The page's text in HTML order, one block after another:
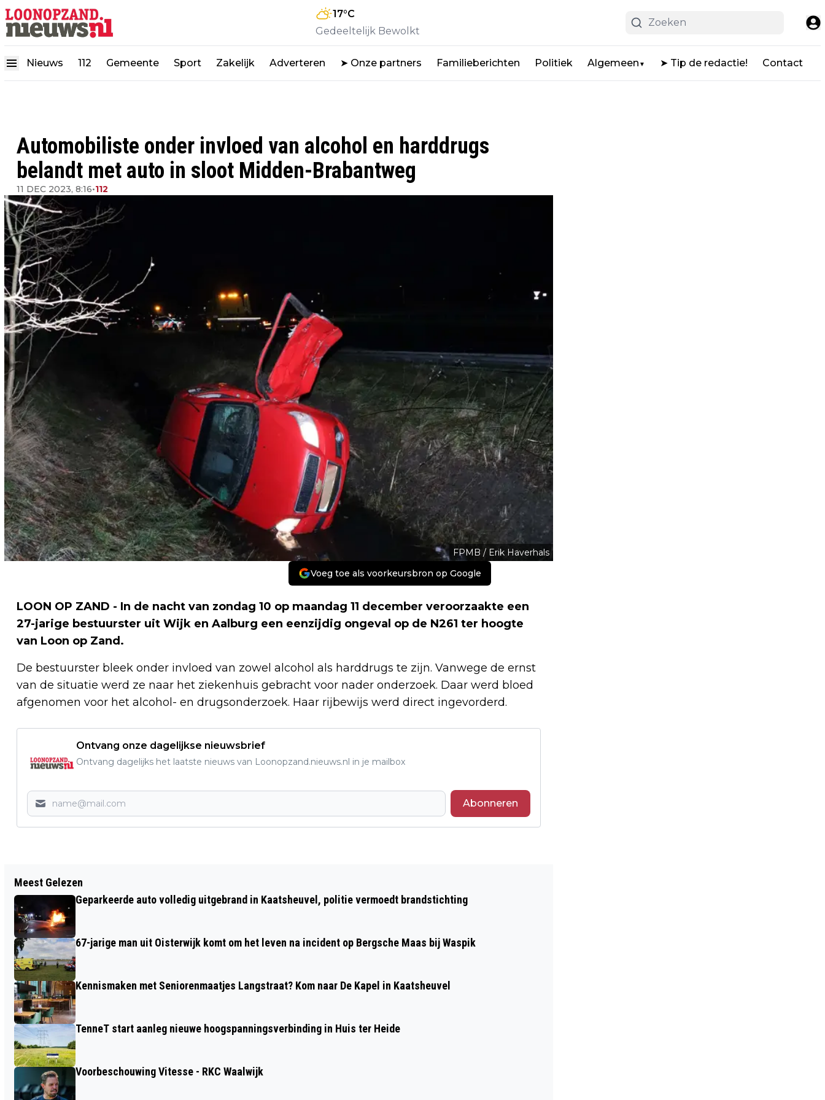
17°C
Gedeeltelijk Bewolkt
Nieuws 112 Gemeente Sport Zakelijk Adverteren ➤ Onze partners Familieberichten Politiek Algemeen ▼ ➤ Tip de redactie! Contact
Automobiliste onder invloed van alcohol en harddrugs
belandt met auto in sloot Midden-Brabantweg
11 DEC 2023, 8:16•112
FPMB / Erik Haverhals
Voeg toe als voorkeursbron op Google
LOON OP ZAND - In de nacht van zondag 10 op maandag 11 december veroorzaakte een
27-jarige bestuurster uit Wijk en Aalburg een eenzijdig ongeval op de N261 ter hoogte
van Loon op Zand.
De bestuurster bleek onder invloed van zowel alcohol als harddrugs te zijn. Vanwege de ernst
van de situatie werd ze naar het ziekenhuis gebracht voor nader onderzoek. Daar werd bloed
afgenomen voor het alcohol- en drugsonderzoek. Haar rijbewijs werd direct ingevorderd.
Ontvang onze dagelijkse nieuwsbrief
Ontvang dagelijks het laatste nieuws van Loonopzand.nieuws.nl in je mailbox
Abonneren
SKØFT EN BELINDO IN CROSSROADS
VAN 14 OP 15 DECEMBER
Meest Gelezen
Geparkeerde auto volledig uitgebrand in Kaatsheuvel, politie vermoedt brandstichting
67-jarige man uit Oisterwijk komt om het leven na incident op Bergsche Maas bij Waspik
Kennismaken met Seniorenmaatjes Langstraat? Kom naar De Kapel in Kaatsheuvel
TenneT start aanleg nieuwe hoogspanningsverbinding in Huis ter Heide
Voorbeschouwing Vitesse - RKC Waalwijk